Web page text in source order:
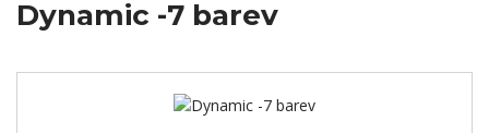
Dynamic -7 barev